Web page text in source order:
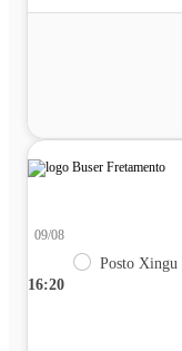
16:20
09/08
Posto Xingu